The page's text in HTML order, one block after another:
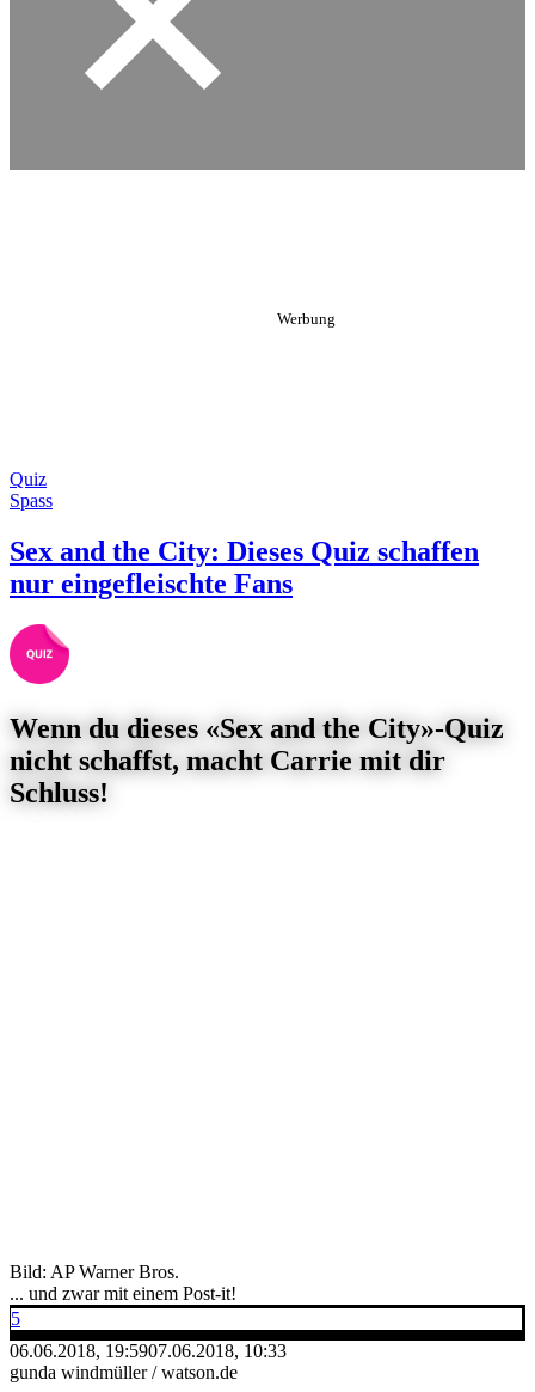
Quiz
Spass
Sex and the City: Dieses Quiz schaffen
nur eingefleischte Fans
Wenn du dieses «Sex and the City»-Quiz
nicht schaffst, macht Carrie mit dir
Schluss!
Bild: AP Warner Bros.
... und zwar mit einem Post-it!
5
06.06.2018, 19:5907.06.2018, 10:33
gunda windmüller / watson.de